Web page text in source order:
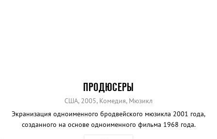
ПРОДЮСЕРЫ
США, 2005, Комедия, Мюзикл
Экранизация одноименного бродвейского мюзикла 2001 года,
созданного на основе одноименного фильма 1968 года.